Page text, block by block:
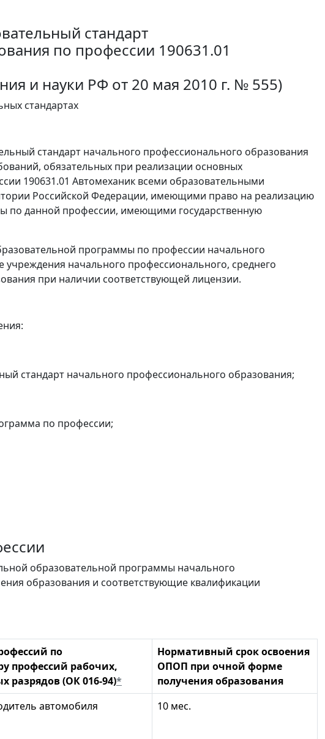
стандарт
по профессии 190631.01
и науки РФ от 20 мая 2010 г. № 555)
стандартах
стандарт начального профессионального образования
обязательных при реализации основных
190631.01 Автомеханик всеми образовательными
Российской Федерации, имеющими право на реализацию
по данной профессии, имеющими государственную
программы по профессии начального
начального профессионального, среднего
при наличии соответствующей лицензии.
стандарт начального профессионального образования;
по профессии;
образовательной программы начального
образования и соответствующие квалификации
по
профессий рабочих,
(ОК 016-94)*
Нормативный срок освоения
ОПОП при очной форме
получения образования
автомобиля
10 мес.